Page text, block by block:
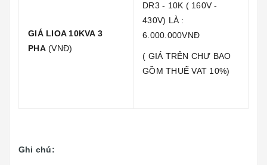
GIÁ LIOA 10KVA 3
PHA(VNĐ)
DR3 - 10K ( 160V -
430V) LÀ :
6.000.000VNĐ
( GIÁ TRÊN CHƯ BAO
GỒM THUẾ VAT 10%)
Ghi chú: